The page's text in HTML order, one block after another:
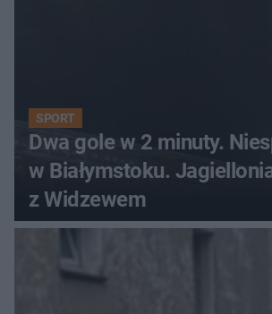
SPORT
Dwa gole w 2 minuty.
w Białymstoku.
z Widzewem